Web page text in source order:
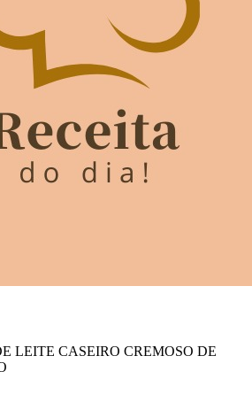
LEITE CASEIRO CREMOSO DE